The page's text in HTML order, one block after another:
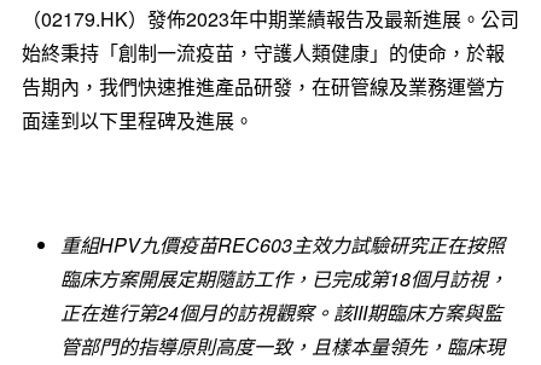
（02179.HK）發佈2023年中期業績報告及最新進展。公司
始終秉持「創制一流疫苗，守護人類健康」的使命，於報
告期內，我們快速推進產品研發，在研管線及業務運營方
面達到以下里程碑及進展。
重組HPV九價疫苗REC603主效力試驗研究正在按照
臨床方案開展定期隨訪工作，已完成第18個月訪視，
正在進行第24個月的訪視觀察。該III期臨床方案與監
管部門的指導原則高度一致，且樣本量領先，臨床現